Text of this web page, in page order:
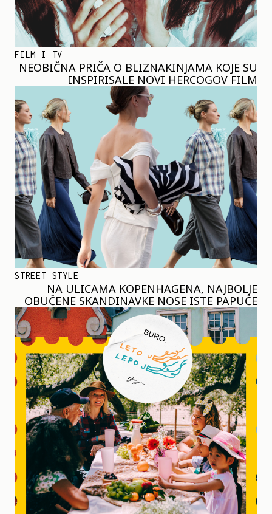
FILM I TV
NEOBIČNA PRIČA O BLIZNAKINJAMA KOJE SU
INSPIRISALE NOVI HERCOGOV FILM
STREET STYLE
NA ULICAMA KOPENHAGENA, NAJBOLJE
OBUČENE SKANDINAVKE NOSE ISTE PAPUČE